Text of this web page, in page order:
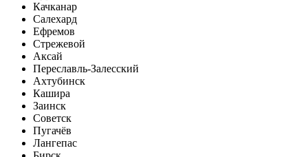
Качканар
Салехард
Ефремов
Стрежевой
Аксай
Переславль-Залесский
Ахтубинск
Кашира
Заинск
Советск
Пугачёв
Лангепас